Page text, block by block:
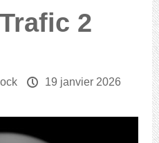
2
P 19 janvier 2026